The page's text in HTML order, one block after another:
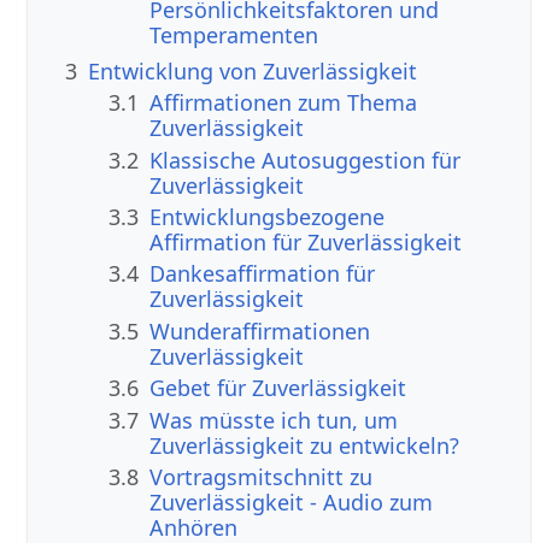
Persönlichkeitsfaktoren und
Temperamenten
3 Entwicklung von Zuverlässigkeit
3.1 Affirmationen zum Thema
Zuverlässigkeit
3.2 Klassische Autosuggestion für
Zuverlässigkeit
3.3 Entwicklungsbezogene
Affirmation für Zuverlässigkeit
3.4 Dankesaffirmation für
Zuverlässigkeit
3.5 Wunderaffirmationen
Zuverlässigkeit
3.6 Gebet für Zuverlässigkeit
3.7 Was müsste ich tun, um
Zuverlässigkeit zu entwickeln?
3.8 Vortragsmitschnitt zu
Zuverlässigkeit - Audio zum
Anhören